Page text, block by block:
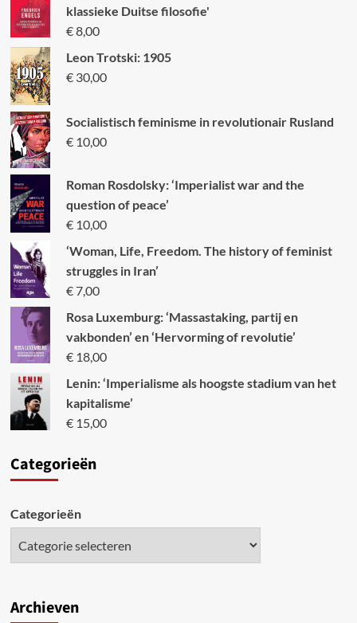
klassieke Duitse filosofie'
€8,00
Leon Trotski: 1905
€30,00
Socialistisch feminisme in revolutionair Rusland
€10,00
Roman Rosdolsky: ‘Imperialist war and the
question of peace’
€10,00
‘Woman, Life, Freedom. The history of feminist
struggles in Iran’
€7,00
Rosa Luxemburg: ‘Massastaking, partij en
vakbonden’ en ‘Hervorming of revolutie’
€18,00
Lenin: ‘Imperialisme als hoogste stadium van het
kapitalisme’
€15,00
Categorieën
Categorieën
Archieven